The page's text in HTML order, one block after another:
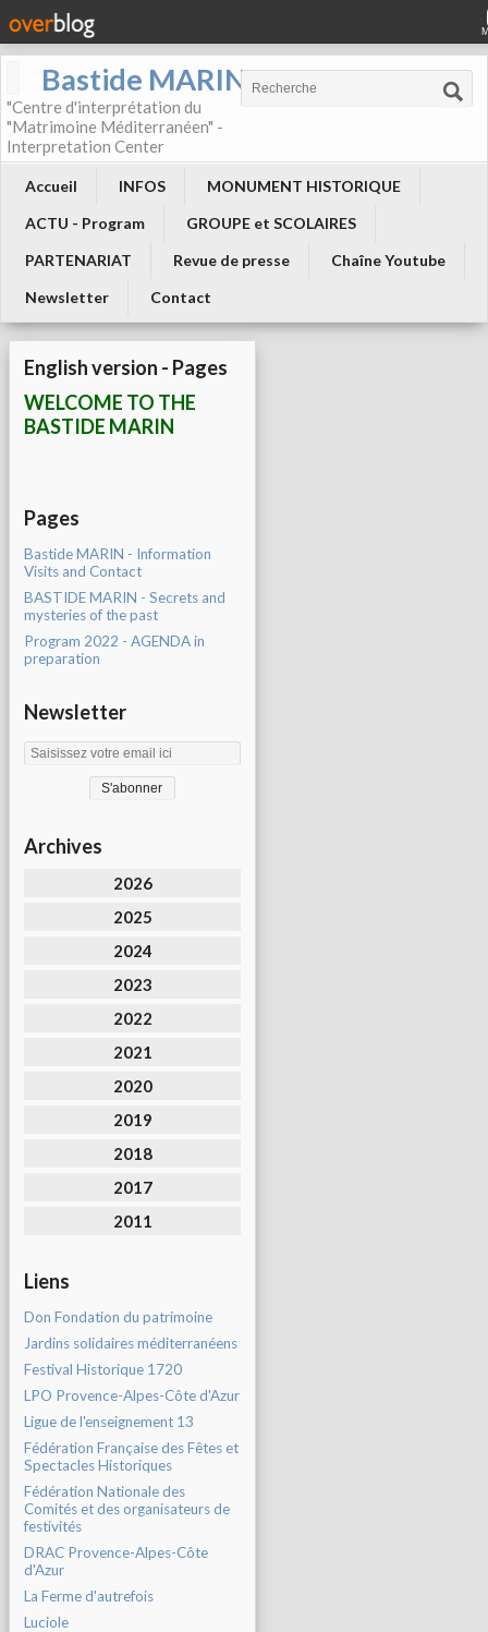
Bastide MARIN
"Centre d'interprétation du
"Matrimoine Méditerranéen" -
Interpretation Center
Accueil INFOS
MONUMENT HISTORIQUE
ACTU - Program
GROUPE et SCOLAIRES
PARTENARIAT
Revue de presse
Chaîne Youtube
Newsletter
Contact
English version - Pages
WELCOME TO THE
BASTIDE MARIN
Pages
Bastide MARIN - Information
Visits and Contact
BASTIDE MARIN - Secrets and
mysteries of the past
Program 2022 - AGENDA in
preparation
Newsletter
Archives
2026
2025
2024
2023
2022
2021
2020
2019
2018
2017
2011
Liens
Don Fondation du patrimoine
Jardins solidaires méditerranéens
Festival Historique 1720
LPO Provence-Alpes-Côte d'Azur
Ligue de l'enseignement 13
Fédération Française des Fêtes et
Spectacles Historiques
Fédération Nationale des
Comités et des organisateurs de
festivités
DRAC Provence-Alpes-Côte
d'Azur
La Ferme d'autrefois
Luciole